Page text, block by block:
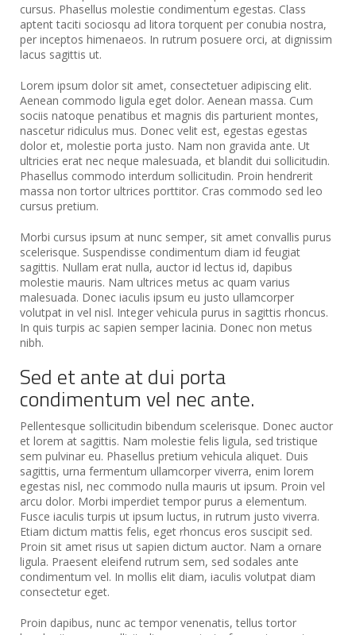
cursus. Phasellus molestie condimentum egestas. Class
aptent taciti sociosqu ad litora torquent per conubia nostra,
per inceptos himenaeos. In rutrum posuere orci, at dignissim
lacus sagittis ut.
Lorem ipsum dolor sit amet, consectetuer adipiscing elit.
Aenean commodo ligula eget dolor. Aenean massa. Cum
sociis natoque penatibus et magnis dis parturient montes,
nascetur ridiculus mus. Donec velit est, egestas egestas
dolor et, molestie porta justo. Nam non gravida ante. Ut
ultricies erat nec neque malesuada, et blandit dui sollicitudin.
Phasellus commodo interdum sollicitudin. Proin hendrerit
massa non tortor ultrices porttitor. Cras commodo sed leo
cursus pretium.
Morbi cursus ipsum at nunc semper, sit amet convallis purus
scelerisque. Suspendisse condimentum diam id feugiat
sagittis. Nullam erat nulla, auctor id lectus id, dapibus
molestie mauris. Nam ultrices metus ac quam varius
malesuada. Donec iaculis ipsum eu justo ullamcorper
volutpat in vel nisl. Integer vehicula purus in sagittis rhoncus.
In quis turpis ac sapien semper lacinia. Donec non metus
nibh.
Sed et ante at dui porta
condimentum vel nec ante.
Pellentesque sollicitudin bibendum scelerisque. Donec auctor
et lorem at sagittis. Nam molestie felis ligula, sed tristique
sem pulvinar eu. Phasellus pretium vehicula aliquet. Duis
sagittis, urna fermentum ullamcorper viverra, enim lorem
egestas nisl, nec commodo nulla mauris ut ipsum. Proin vel
arcu dolor. Morbi imperdiet tempor purus a elementum.
Fusce iaculis turpis ut ipsum luctus, in rutrum justo viverra.
Etiam dictum mattis felis, eget rhoncus eros suscipit sed.
Proin sit amet risus ut sapien dictum auctor. Nam a ornare
ligula. Praesent eleifend rutrum sem, sed sodales ante
condimentum vel. In mollis elit diam, iaculis volutpat diam
consectetur eget.
Proin dapibus, nunc ac tempor venenatis, tellus tortor